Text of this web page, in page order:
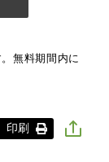
無料期間内に
印刷